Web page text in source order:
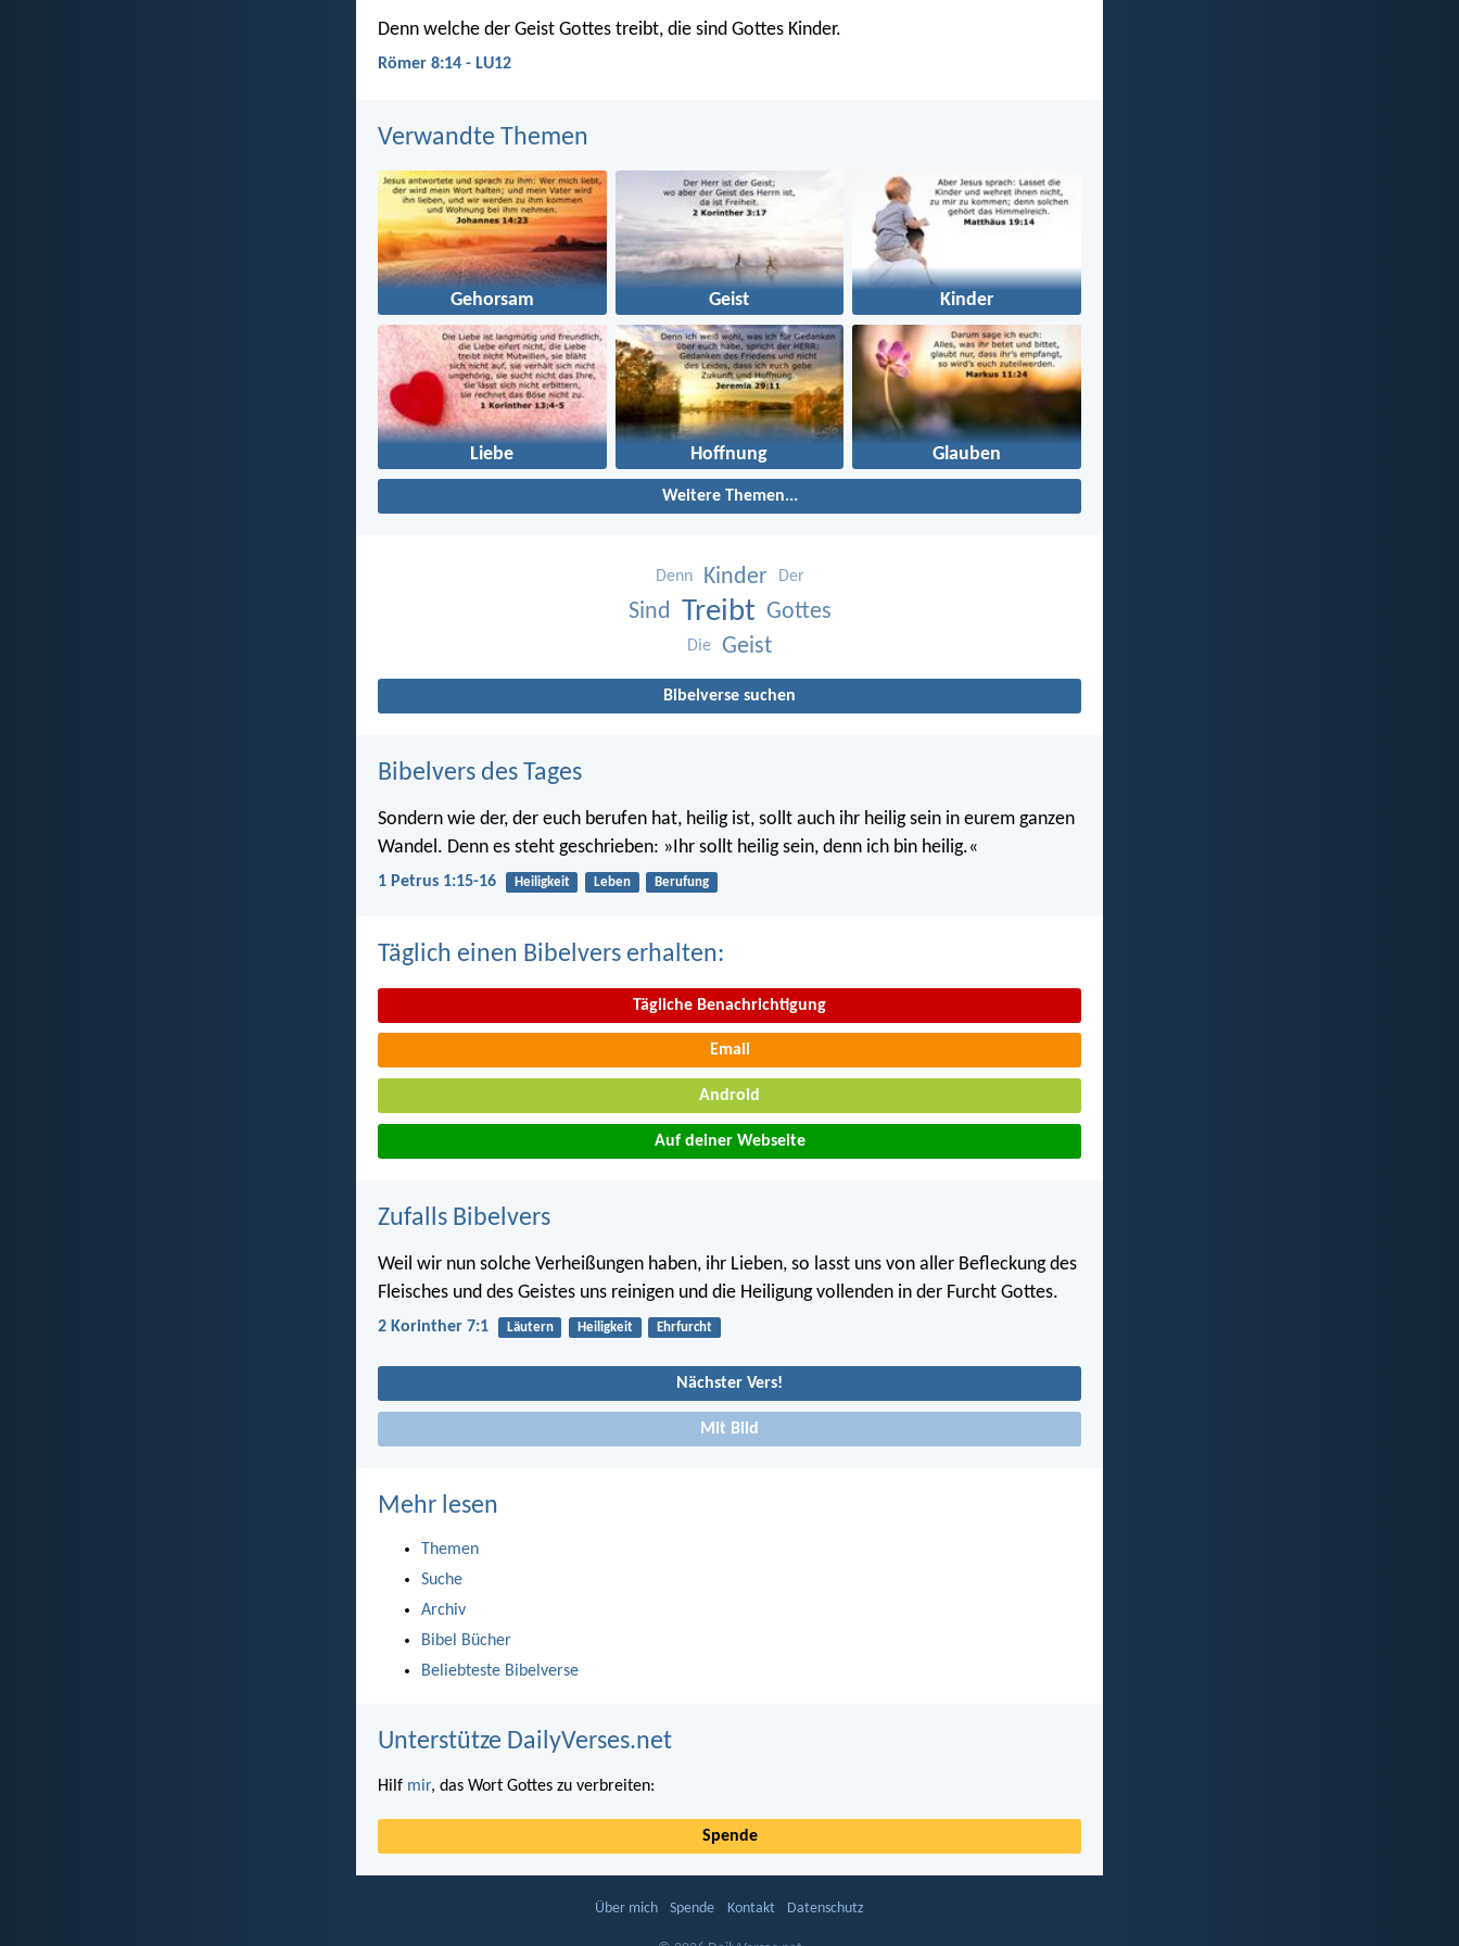
Denn welche der Geist Gottes treibt, die sind Gottes Kinder.
Römer 8:14 - LU12
Verwandte Themen
Gehorsam Geist Kinder
Liebe Hoffnung Glauben
Weitere Themen...
Denn Kinder Der
Sind Treibt Gottes
Die Geist
Bibelverse suchen
Bibelvers des Tages
Sondern wie der, der euch berufen hat, heilig ist, sollt auch ihr heilig sein in eurem ganzen
Wandel. Denn es steht geschrieben: »Ihr sollt heilig sein, denn ich bin heilig.«
1 Petrus 1:15-16 Heiligkeit Leben Berufung
Täglich einen Bibelvers erhalten:
Tägliche Benachrichtigung
Email
Android
Auf deiner Webseite
Zufalls Bibelvers
Weil wir nun solche Verheißungen haben, ihr Lieben, so lasst uns von aller Befleckung des
Fleisches und des Geistes uns reinigen und die Heiligung vollenden in der Furcht Gottes.
2 Korinther 7:1 Läutern Heiligkeit Ehrfurcht
Nächster Vers!
Mit Bild
Mehr lesen
Themen
Suche
Archiv
Bibel Bücher
Beliebteste Bibelverse
Unterstütze DailyVerses.net
Hilf mir, das Wort Gottes zu verbreiten:
Spende
Über mich Spende Kontakt Datenschutz